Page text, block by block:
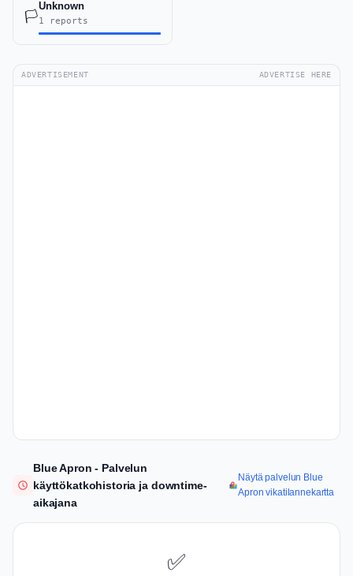
🏳️
Unknown
1 reports
ADVERTISEMENT ADVERTISE HERE
Blue Apron - Palvelun
käyttökatkohistoria ja downtime-
aikajana
Näytä palvelun Blue
Apron vikatilannekartta
✅